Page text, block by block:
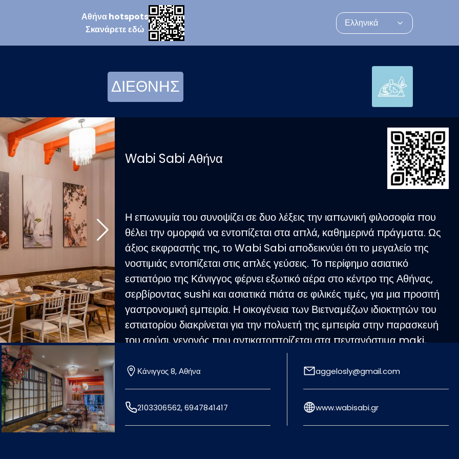
Αθήναhotspots
Σκανάρετεεδώ
Ελληνικά
ΔΙΕΘΝΗΣ
Wabi Sabi Αθήνα
Η επωνυμία του συνοψίζει σε δυο λέξεις την ιαπωνική φιλοσοφία που
θέλει την ομορφιά να εντοπίζεται στα απλά, καθημερινά πράγματα. Ως
άξιος εκφραστής της, το Wabi Sabi αποδεικνύει ότι το μεγαλείο της
νοστιμιάς εντοπίζεται στις απλές γεύσεις. Το περίφημο ασιατικό
εστιατόριο της Κάνιγγος φέρνει εξωτικό αέρα στο κέντρο της Αθήνας,
σερβίροντας sushi και ασιατικά πιάτα σε φιλικές τιμές, για μια προσιτή
γαστρονομική εμπειρία. Η οικογένεια των Βιετναμέζων ιδιοκτητών του
εστιατορίου διακρίνεται για την πολυετή της εμπειρία στην παρασκευή
του σούσι, γεγονός που αντικατοπτρίζεται στα πεντανόστιμα maki,
nigiri και στην ποικιλία ασιατικών πιάτων. Στο Wabi Sabi θα
δοκιμάσετε Pad Thai, Tom yam σούπες, και Ασιατικές σπεσιαλιτέ
όπως pho, Ramen, πάπια, γαρίδες, σούπες noodle, βιετναμέζικα
summer rolls και bao buns, σε συνδυασμό με μία εξαιρετική
vegeterian ή vegan πινελιά στα παραπάνω πιάτα με τόφου και
Κάνιγγος 8, Αθήνα
2103306562, 6947841417
aggelosly@gmail.com
www.wabisabi.gr